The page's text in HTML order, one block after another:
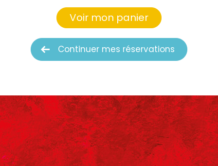
Continuer mes réservations
Voir mon panier